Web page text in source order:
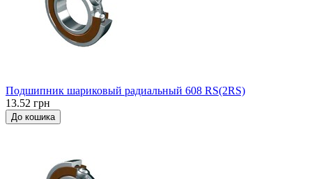
Подшипник шариковый радиальный 608 RS(2RS)
13.52 грн
До кошика